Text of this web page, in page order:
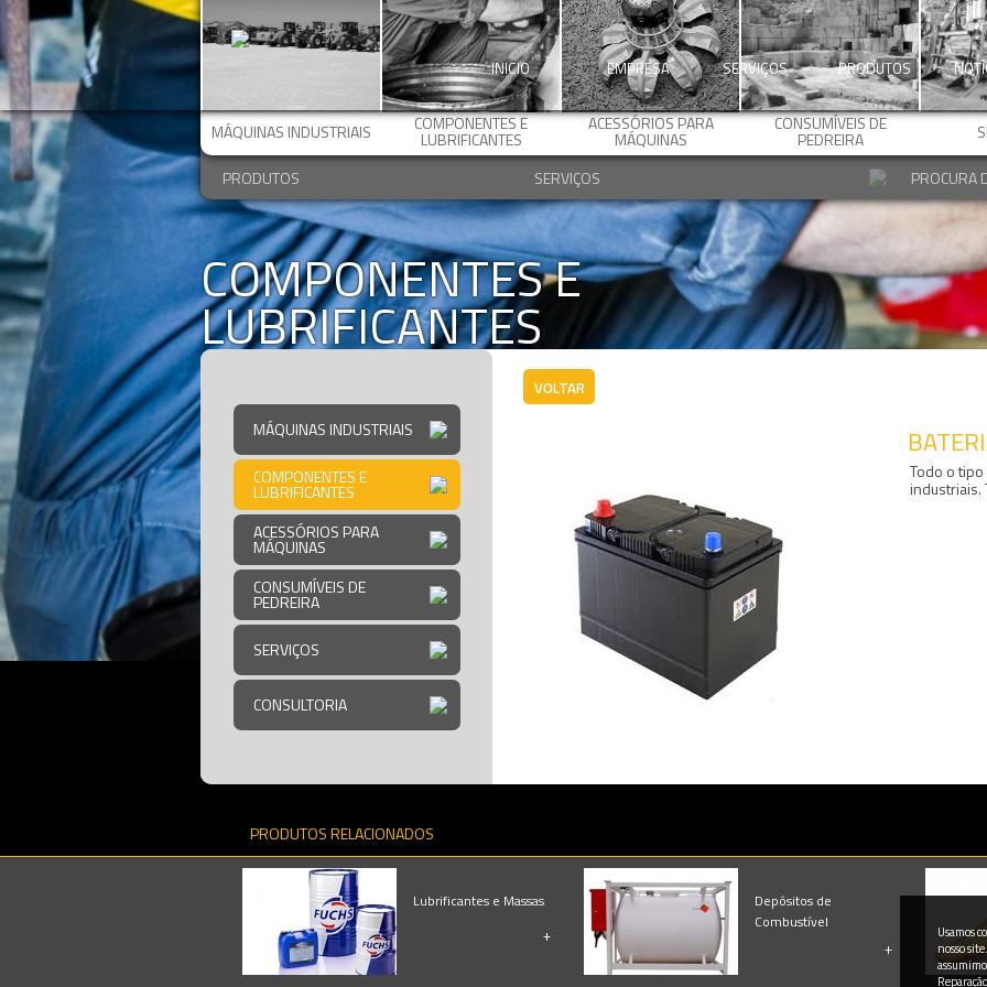
INICIO EMPRESA SERVIÇOS PRODUTOS
MÁQUINAS INDUSTRIAIS COMPONENTES E
LUBRIFICANTES
ACESSÓRIOS PARA
MÁQUINAS
CONSUMÍVEIS DE
PEDREIRA
PRODUTOS
SERVIÇOS
COMPONENTES E
LUBRIFICANTES
MÁQUINAS INDUSTRIAIS
COMPONENTES E
LUBRIFICANTES
ACESSÓRIOS PARA
MÁQUINAS
CONSUMÍVEIS DE
PEDREIRA
SERVIÇOS
CONSULTORIA
VOLTAR
Todo o
industriais.
PRODUTOS RELACIONADOS
Lubrificantes e Massas
+
Depósitos de
Combustível
+
Usamos
nosso